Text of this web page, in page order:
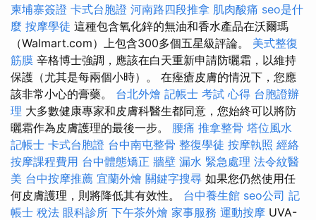
柬埔寨簽證 卡式台胞證 河南路四段推拿 肌肉酸痛 seo是什
麼 按摩學徒 這種包含氧化鋅的無油和香水產品在沃爾瑪
（Walmart.com）上包含300多個五星級評論。 美式整復
筋膜 辛格博士強調，應該在白天重新申請防曬霜，以維持
保護（尤其是每兩個小時）。 在痤瘡皮膚的情況下，您應
該非常小心的膏藥。 台北外燴 記帳士 考試 心得 台胞證辦
理 大多數健康專家和皮膚科醫生都同意，您始終可以將防
曬霜作為皮膚護理的最後一步。 腰痛 推拿整骨 塔位風水
記帳士 卡式台胞證 台中南屯整骨 整復學徒 按摩執照 經絡
按摩課程費用 台中體態矯正 牆壁 漏水 緊急處理 法令紋醫
美 台中按摩推薦 宜蘭外燴 關鍵字搜尋 如果您仍然使用任
何皮膚護理，則將降低其有效性。 台中養生館 seo公司 記
帳士 稅法 眼科診所 下午茶外燴 家事服務 運動按摩 UVA-